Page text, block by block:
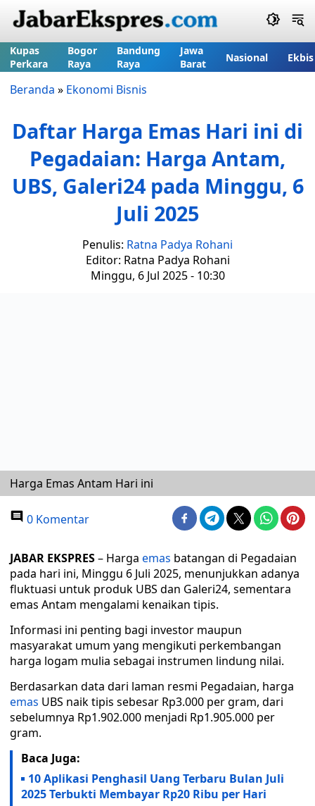
Kupas
Perkara
Bogor
Raya
Bandung
Raya
Jawa
Barat
Nasional Ekbis
Beranda » Ekonomi Bisnis
Daftar Harga Emas Hari ini di
Pegadaian: Harga Antam,
UBS, Galeri24 pada Minggu, 6
Juli 2025
Penulis: Ratna Padya Rohani
Editor: Ratna Padya Rohani
Minggu, 6 Jul 2025 - 10:30
Harga Emas Antam Hari ini
0 Komentar
JABAR EKSPRES– Harga emas batangan di Pegadaian
pada hari ini, Minggu 6 Juli 2025, menunjukkan adanya
fluktuasi untuk produk UBS dan Galeri24, sementara
emas Antam mengalami kenaikan tipis.
Informasi ini penting bagi investor maupun
masyarakat umum yang mengikuti perkembangan
harga logam mulia sebagai instrumen lindung nilai.
Berdasarkan data dari laman resmi Pegadaian, harga
emas UBS naik tipis sebesar Rp3.000 per gram, dari
sebelumnya Rp1.902.000 menjadi Rp1.905.000 per
gram.
Baca Juga:
10 Aplikasi Penghasil Uang Terbaru Bulan Juli
2025 Terbukti Membayar Rp20 Ribu per Hari